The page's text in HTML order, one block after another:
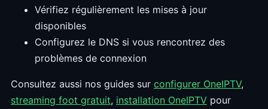
Vérifiez régulièrement les mises à jour
disponibles
Configurez le DNS si vous rencontrez des
problèmes de connexion
Consultez aussi nos guides sur configurer OneIPTV,
streaming foot gratuit, installation OneIPTV pour